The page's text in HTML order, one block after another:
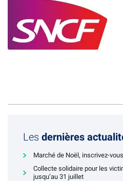
Les dernières
Marché de Noël, inscrivez-
Collecte solidaire pour les
jusqu’au 31 juillet